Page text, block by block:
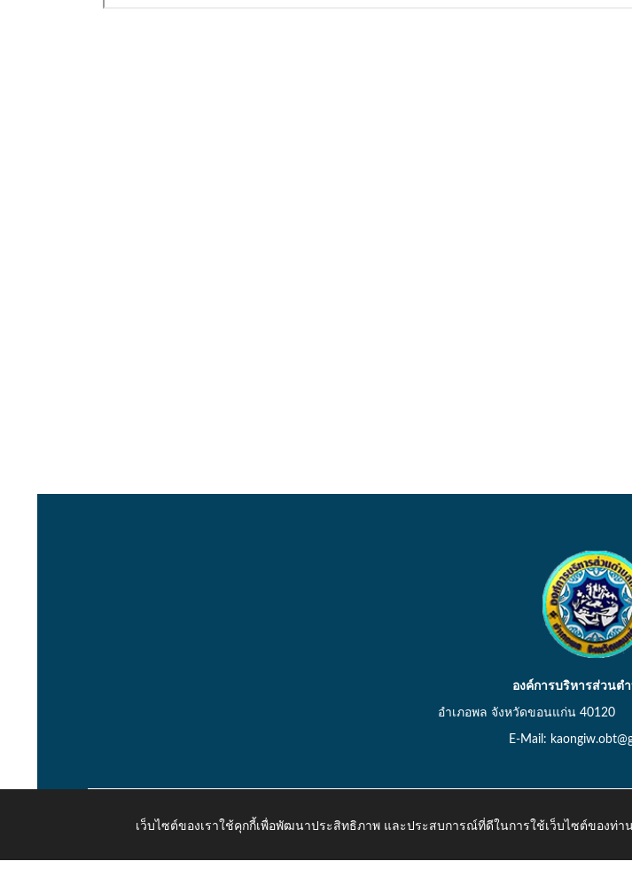
องค์การบริหารส่วนตำ
อำเภอพล จังหวัดขอนแก่น 40120
E-Mail:
Copyright © 2026 All Right Resive http://www.kaongiw.go.th
เว็บไซต์ของเราใช้คุกกี้เพื่อพัฒนาประสิทธิภาพ และประสบการณ์ที่ดีในการใช้เว็บไซต์ของท่า